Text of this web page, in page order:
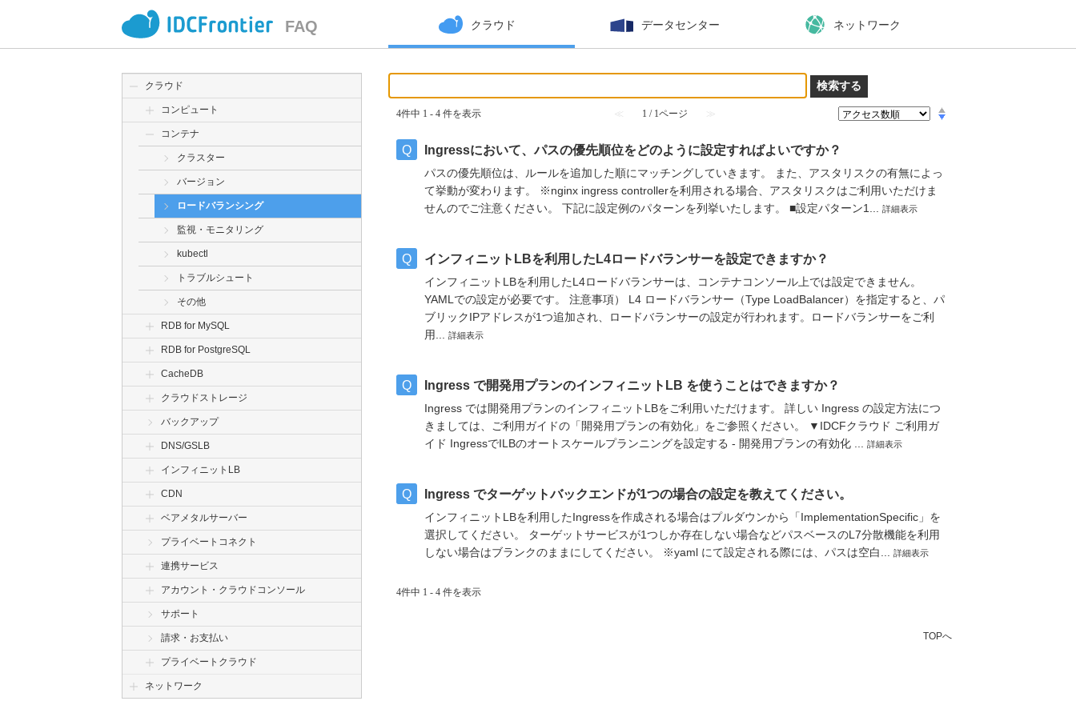
FAQ クラウド データセンター ネットワーク
クラウド
コンピュート
コンテナ
クラスター
バージョン
ロードバランシング
監視・モニタリング
kubectl
トラブルシュート
その他
RDB for MySQL
RDB for PostgreSQL
CacheDB
クラウドストレージ
バックアップ
DNS/GSLB
インフィニットLB
CDN
ベアメタルサーバー
プライベートコネクト
連携サービス
アカウント・クラウドコンソール
サポート
請求・お支払い
プライベートクラウド
ネットワーク
4件中 1 - 4 件を表示 ≪ 1 / 1ページ ≫
Ingressにおいて、パスの優先順位をどのように設定すればよいですか？
パスの優先順位は、ルールを追加した順にマッチングしていきます。 また、アスタリスクの有無によっ
て挙動が変わります。 ※nginx ingress controllerを利用される場合、アスタリスクはご利用いただけま
せんのでご注意ください。 下記に設定例のパターンを列挙いたします。 ■設定パターン1... 詳細表示
インフィニットLBを利用したL4ロードバランサーを設定できますか？
インフィニットLBを利用したL4ロードバランサーは、コンテナコンソール上では設定できません。
YAMLでの設定が必要です。 注意事項） L4 ロードバランサー（Type LoadBalancer）を指定すると、パ
ブリックIPアドレスが1つ追加され、ロードバランサーの設定が行われます。ロードバランサーをご利
用... 詳細表示
Ingress で開発用プランのインフィニットLB を使うことはできますか？
Ingress では開発用プランのインフィニットLBをご利用いただけます。 詳しい Ingress の設定方法につ
きましては、ご利用ガイドの「開発用プランの有効化」をご参照ください。 ▼IDCFクラウド ご利用ガ
イド IngressでILBのオートスケールプランニングを設定する - 開発用プランの有効化 ... 詳細表示
Ingress でターゲットバックエンドが1つの場合の設定を教えてください。
インフィニットLBを利用したIngressを作成される場合はプルダウンから「ImplementationSpecific」を
選択してください。 ターゲットサービスが1つしか存在しない場合などパスベースのL7分散機能を利用
しない場合はブランクのままにしてください。 ※yaml にて設定される際には、パスは空白... 詳細表示
4件中 1 - 4 件を表示
TOPへ